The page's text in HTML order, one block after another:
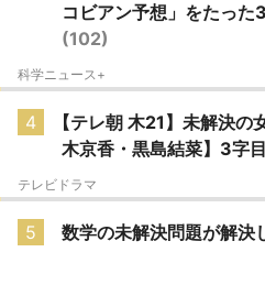
コビアン予想」をたっ
(102)
科学ニュース+
4
【テレ朝 木21】未解決
木京香・黒島結菜】3字目
テレビドラマ
5 数学の未解決問題が解決